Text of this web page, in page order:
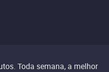
Toda semana, a melhor